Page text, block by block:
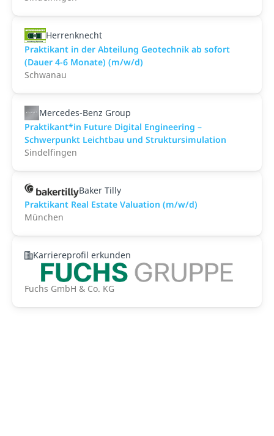
Herrenknecht
Praktikant in der Abteilung Geotechnik ab sofort
(Dauer 4-6 Monate) (m/w/d)
Schwanau
Mercedes-Benz Group
Praktikant*in Future Digital Engineering –
Schwerpunkt Leichtbau und Struktursimulation
Sindelfingen
Baker Tilly
Praktikant Real Estate Valuation (m/w/d)
München
Karriereprofil erkunden
Fuchs GmbH & Co. KG